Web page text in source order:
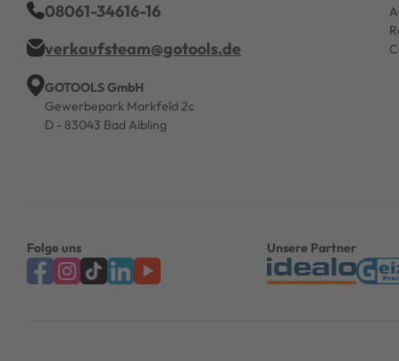
08061-34616-16
verkaufsteam@gotools.de
GOTOOLS GmbH
Gewerbepark Markfeld 2c
D - 83043 Bad Aibling
Folge uns Unsere Partner